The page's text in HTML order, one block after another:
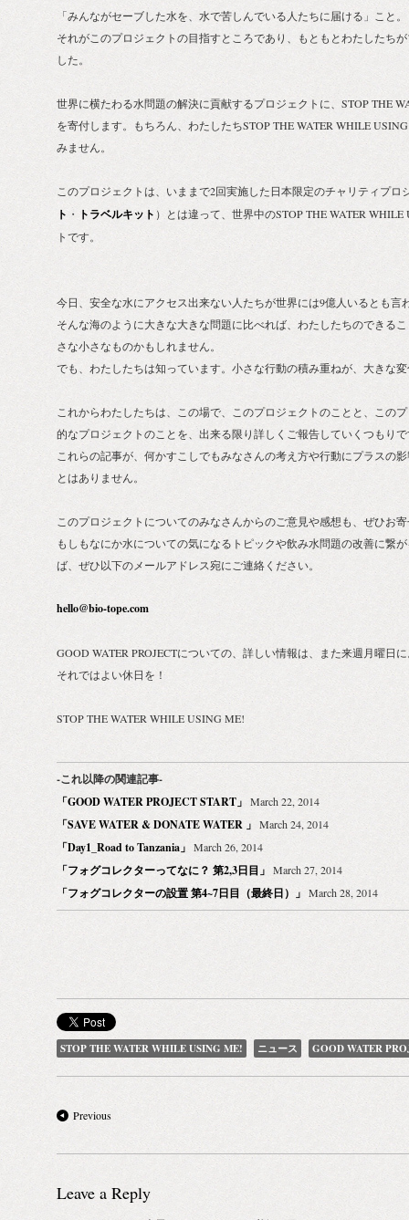
「みんながセーブした水を、水で苦しんでいる人たちに届ける」こと。
それがこのプロジェクトの目指すところであり、もともとわたしたち
した。
世界に横たわる水問題の解決に貢献するプロジェクトに、STOP THE
を寄付します。もちろん、わたしたちSTOP THE WATER WHILE
みません。
このプロジェクトは、いままで2回実施した日本限定のチャリティプロ
ト ・ トラベルキット ）とは違って、世界中のSTOP THE WATER
トです。
今日、安全な水にアクセス出来ない人たちが世界には9億人いるとも言
そんな海のように大きな大きな問題に比べれば、わたしたちのできる
さな小さなものかもしれません。
でも、わたしたちは知っています。小さな行動の積み重ねが、大きな
これからわたしたちは、この場で、このプロジェクトのことと、この
的なプロジェクトのことを、出来る限り詳しくご報告していくつもり
これらの記事が、何かすこしでもみなさんの考え方や行動にプラスの
とはありません。
このプロジェクトについてのみなさんからのご意見や感想も、ぜひお
もしもなにか水についての気になるトピックや飲み水問題の改善に繋
ば、ぜひ以下のメールアドレス宛にご連絡ください。
hello@bio-tope.com
GOOD WATER PROJECTについての、詳しい情報は、また来週月曜日
それではよい休日を！
STOP THE WATER WHILE USING ME!
-これ以降の関連記事-
「GOOD WATER PROJECT START」 March 22, 2014
「SAVE WATER & DONATE WATER 」 March 24, 2014
「Day1_Road to Tanzania」 March 26, 2014
「フォグコレクターってなに？ 第2,3日目」 March 27, 2014
「フォグコレクターの設置 第4~7日目（最終日）」 March 28, 2014
STOP THE WATER WHILE USING ME! ニュース GOOD WATER
Previous
Leave a Reply